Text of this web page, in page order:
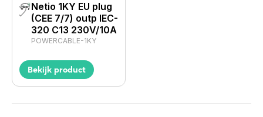
Netio 1KY EU plug
(CEE 7/7) outp IEC-
320 C13 230V/10A
POWERCABLE-1KY
Bekijk product